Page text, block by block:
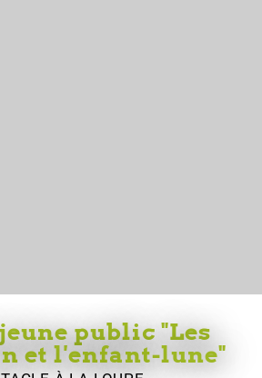
public "Les
et l'enfant-lune"